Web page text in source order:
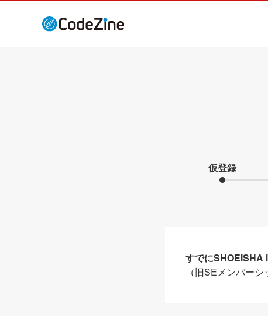
仮登録
すでにSHOEISHA
（旧SEメンバーシ